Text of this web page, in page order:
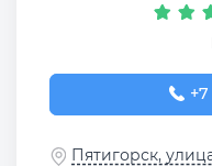
+7
Пятигорск,